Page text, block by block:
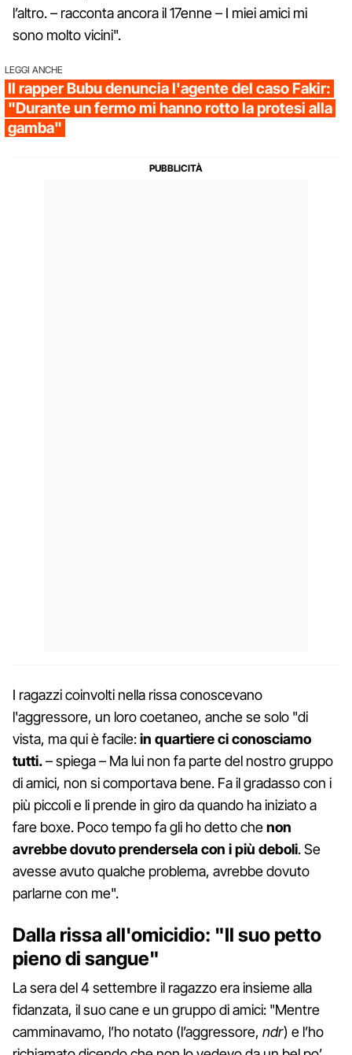
l’altro. – racconta ancora il 17enne – I miei amici mi
sono molto vicini".
LEGGI ANCHE
Il rapper Bubu denuncia l'agente del caso Fakir:
"Durante un fermo mi hanno rotto la protesi alla
gamba"
I ragazzi coinvolti nella rissa conoscevano
l'aggressore, un loro coetaneo, anche se solo "di
vista, ma qui è facile:in quartiere ci conosciamo
tutti.– spiega – Ma lui non fa parte del nostro gruppo
di amici, non si comportava bene. Fa il gradasso con i
più piccoli e li prende in giro da quando ha iniziato a
fare boxe. Poco tempo fa gli ho detto chenon
avrebbe dovuto prendersela con i più deboli. Se
avesse avuto qualche problema, avrebbe dovuto
parlarne con me".
Dalla rissa all'omicidio: "Il suo petto
pieno di sangue"
La sera del 4 settembre il ragazzo era insieme alla
fidanzata, il suo cane e un gruppo di amici: "Mentre
camminavamo, l’ho notato (l’aggressore, ndr) e l’ho